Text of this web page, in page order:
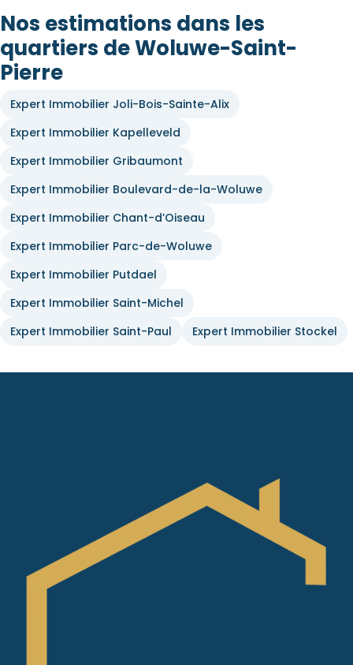
Nos estimations dans les
quartiers de Woluwe-Saint-
Pierre
Expert Immobilier Joli-Bois-Sainte-Alix
Expert Immobilier Kapelleveld
Expert Immobilier Gribaumont
Expert Immobilier Boulevard-de-la-Woluwe
Expert Immobilier Chant-d’Oiseau
Expert Immobilier Parc-de-Woluwe
Expert Immobilier Putdael
Expert Immobilier Saint-Michel
Expert Immobilier Saint-Paul
Expert Immobilier Stockel